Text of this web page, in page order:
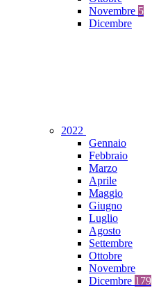
Novembre 5
Dicembre
2022
Gennaio
Febbraio
Marzo
Aprile
Maggio
Giugno
Luglio
Agosto
Settembre
Ottobre
Novembre
Dicembre 179